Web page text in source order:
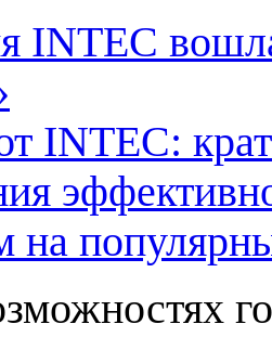
INTEC
INTEC:
на